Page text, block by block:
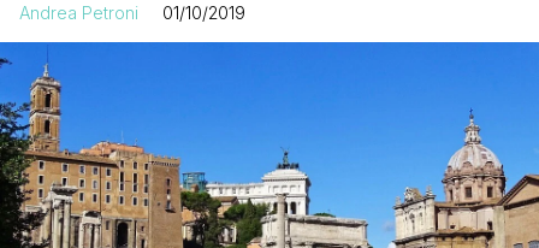
Andrea Petroni 01/10/2019